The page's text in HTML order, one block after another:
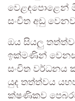
වෙළඳපොළෙන්
සංචිත අඩු
ඔය සියලු
ඉක්මණින් වෙනස්
සංචිත වර්ධනය
යුද තත්ත්වය
ක්ෂණිකව